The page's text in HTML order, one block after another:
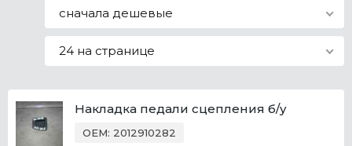
сначала дешевые
24 на странице
Накладка педали сцепления б/у
OEM: 2012910282